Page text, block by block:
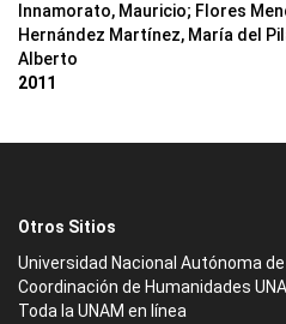
Innamorato, Mauricio; Flores
Hernández Martínez, María del
Alberto
2011
Otros Sitios
Universidad Nacional Autónoma
Coordinación de Humanidades
Toda la UNAM en línea